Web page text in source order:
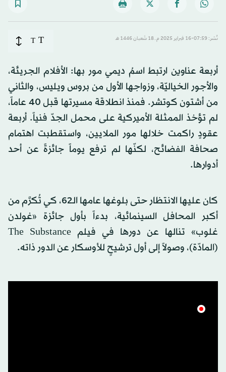
نُشر: 07:59-16 فبراير 2025 م ـ 18 شَعبان 1446 هـ T
T
أربعة عناوين ارتبط اسمُ ديمي مور بها: الأفلام الجريئة،
والأجور الخياليّة، وزواجها الأول من بروس ويليس، والثاني
من أشتون كوتشر. فمنذ انطلاقة مسيرتها قبل 40 عاماً،
لم تؤخذ الممثلة الأميركية على محمل الجدّ فنياً. أربعة
عقودٍ راكمت خلالها مور الملايين، واستقطبت اهتمام
صحافة الفضائح، لكنّها لم ترفع يوماً جائزةً عن أحد
أدوارها.
كان عليها الانتظار حتى بلوغها عامها الـ62، كي تُكرَّم من
أكبر المحافل السينمائية، بدءاً بأول جائزة «غولدن
غلوب» تنالها عن دورها في فيلم The Substance
(المادّة)، وصولاً إلى أول ترشيحٍ للأوسكار عن الدور ذاته.